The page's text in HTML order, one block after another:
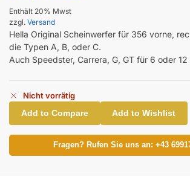
Enthält 20% Mwst
zzgl. Versand
Hella Original Scheinwerfer für 356 vorne,
die Typen A, B, oder C.
Auch Speedster, Carrera, G, GT für 6 oder 12
Nicht vorrätig
Add to Compare
Add to Wishlist
Fragen? Rufen Sie uns an: +43